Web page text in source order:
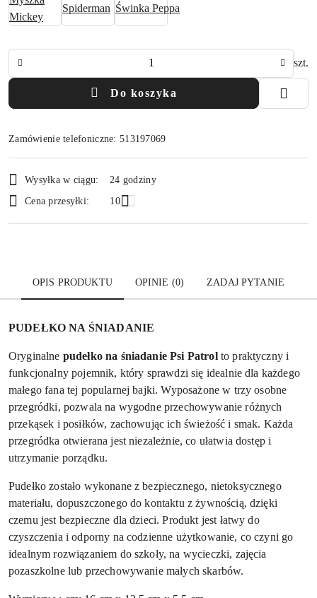
szt.
Do koszyka
Zamówienie telefoniczne: 513197069
i
dostawa
Wysyłka w ciągu:
24 godziny
Cena przesyłki:
10
OPIS PRODUKTU OPINIE (0) ZADAJ PYTANIE
PUDEŁKO NA ŚNIADANIE
Oryginalne pudełko na śniadanie Psi Patrolto praktyczny i
funkcjonalny pojemnik, który sprawdzi się idealnie dla każdego
małego fana tej popularnej bajki. Wyposażone w trzy osobne
przegródki, pozwala na wygodne przechowywanie różnych
przekąsek i posiłków, zachowując ich świeżość i smak. Każda
przegródka otwierana jest niezależnie, co ułatwia dostęp i
utrzymanie porządku.
Pudełko zostało wykonane z bezpiecznego, nietoksycznego
materiału, dopuszczonego do kontaktu z żywnością, dzięki
czemu jest bezpieczne dla dzieci. Produkt jest łatwy do
czyszczenia i odporny na codzienne użytkowanie, co czyni go
idealnym rozwiązaniem do szkoły, na wycieczki, zajęcia
pozaszkolne lub przechowywanie małych skarbów.